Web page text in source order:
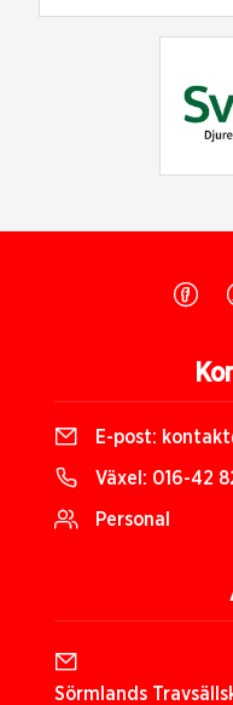
E-post:
Växel: 016-42
Personal
Sörmlands